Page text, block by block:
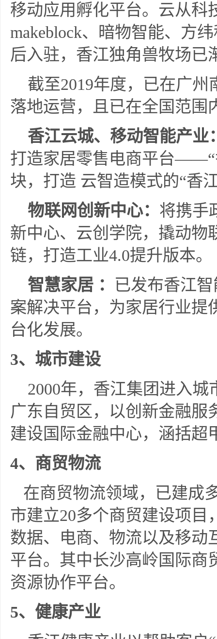
移动应用孵化平台。云从科
makeblock、暗物智能、方
后入驻，香江独角兽牧场已
截至2019年度，已在广州
落地运营，且已在全国范围
香江云城、移动智能产业
打造家居零售电商平台——“
块，打造 云智造模式的“香
物联网创新中心： 将携手
新中心、云创学院，撬动物
链，打造工业4.0提升版本。
智慧家居 ： 已发布香江
案解决平台，为家居行业提
台化发展。
3、城市建设
2000年，香江集团进入城
广东自贸区，以创新金融服
建设国际金融中心，涵括超
4、商贸物流
在商贸物流领域，已建成
市建立20多个商贸建设项目
数据、电商、物流以及移动
平台。其中长沙高岭国际商
资源协作平台。
5、健康产业